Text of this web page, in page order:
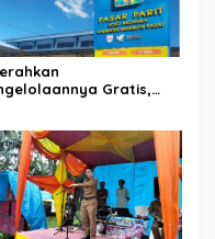
Gratis,
Toko